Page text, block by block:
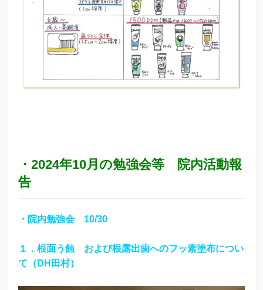
・2024年10月の勉強会等 院内活動報
告
・院内勉強会 10/30
１．根面う蝕 および根露出歯へのフッ素塗布につい
て（DH田村）